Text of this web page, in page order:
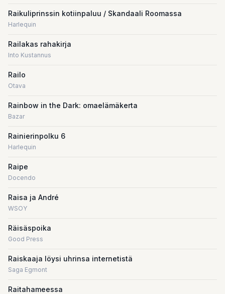
Raikuliprinssin kotiinpaluu / Skandaali Roomassa
Harlequin
Railakas rahakirja
Into Kustannus
Railo
Otava
Rainbow in the Dark: omaelämäkerta
Bazar
Rainierinpolku 6
Harlequin
Raipe
Docendo
Raisa ja André
WSOY
Räisäspoika
Good Press
Raiskaaja löysi uhrinsa internetistä
Saga Egmont
Raitahameessa